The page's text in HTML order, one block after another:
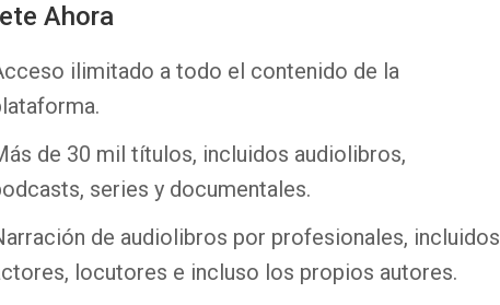
Ahora
ilimitado a todo el contenido de la
de 30 mil títulos, incluidos audiolibros,
series y documentales.
de audiolibros por profesionales, incluidos
locutores e incluso los propios autores.